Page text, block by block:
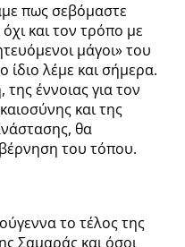
πως σεβόμαστε
και τον τρόπο με
μάγοι» του
λέμε και σήμερα.
έννοιας για τον
και της
θα
του τόπου.
το τέλος της
Σαμαράς και όσοι